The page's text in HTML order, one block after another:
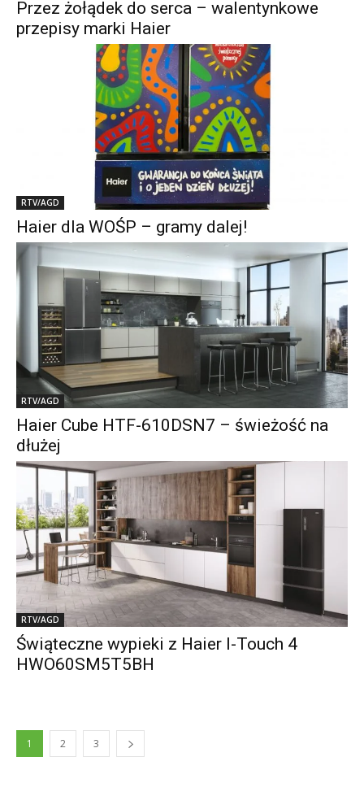
Przez żołądek do serca – walentynkowe
przepisy marki Haier
RTV/AGD
Haier dla WOŚP – gramy dalej!
RTV/AGD
Haier Cube HTF-610DSN7 – świeżość na
dłużej
RTV/AGD
Świąteczne wypieki z Haier I-Touch 4
HWO60SM5T5BH
1 2 3